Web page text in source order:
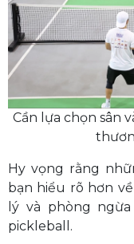
Cần lựa chọn sân
Hy vọng rằng
bạn hiểu rõ hơn
lý và phòng
pickleball.